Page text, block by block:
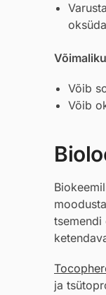
Võib
Võib
tsemendi
ja